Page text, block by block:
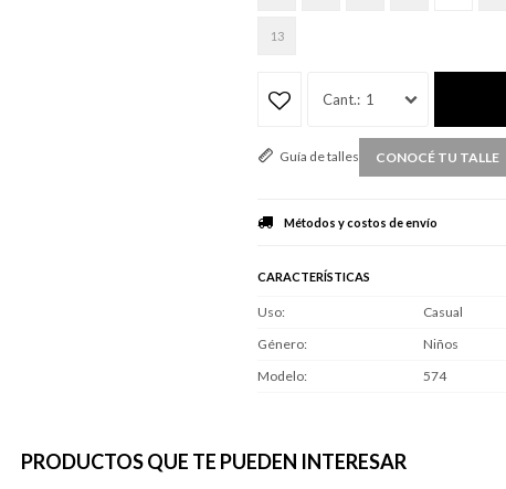
13
1
Guía de talles CONOCÉ TU TALLE
Métodos y costos de envío
CARACTERÍSTICAS
Uso
Casual
Género
Niños
Modelo
574
PRODUCTOS QUE TE PUEDEN INTERESAR